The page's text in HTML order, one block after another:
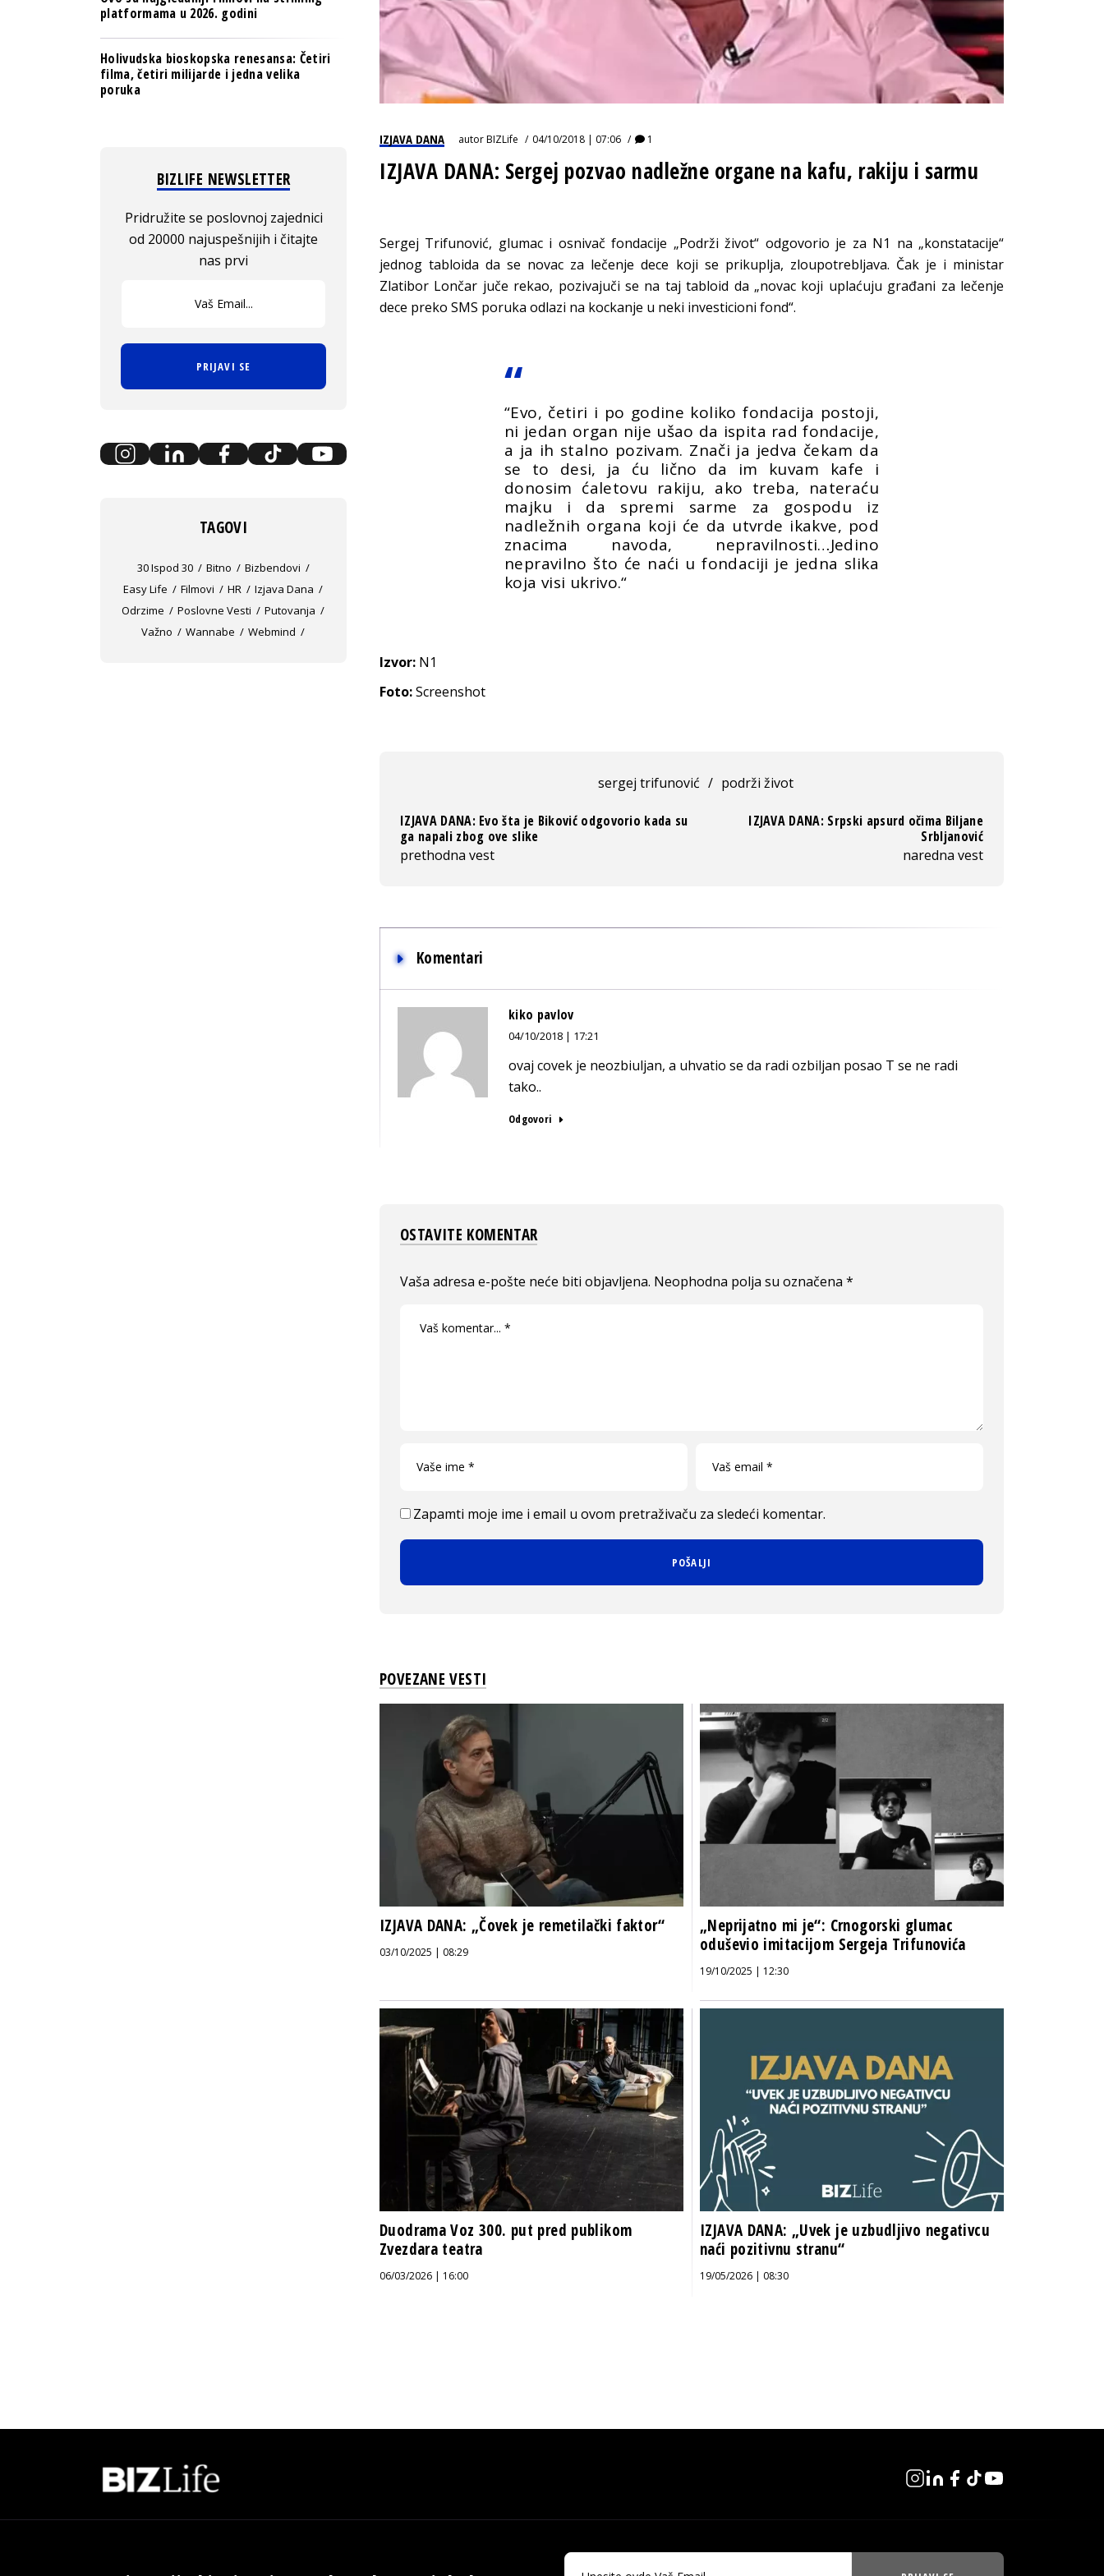
IZJAVA DANA autorBIZLife 04/10/2018 | 07:06 1
IZJAVA DANA: Sergej pozvao nadležne organe na kafu, rakiju i sarmu
Sergej Trifunović, glumac i osnivač fondacije „Podrži život“ odgovorio je za N1 na „konstatacije“
jednog tabloida da se novac za lečenje dece koji se prikuplja, zloupotrebljava. Čak je i ministar
Zlatibor Lončar juče rekao, pozivajuči se na taj tabloid da „novac koji uplaćuju građani za lečenje
dece preko SMS poruka odlazi na kockanje u neki investicioni fond“.
“Evo, četiri i po godine koliko fondacija postoji,
ni jedan organ nije ušao da ispita rad fondacije,
a ja ih stalno pozivam. Znači ja jedva čekam da
se to desi, ja ću lično da im kuvam kafe i
donosim ćaletovu rakiju, ako treba, nateraću
majku i da spremi sarme za gospodu iz
nadležnih organa koji će da utvrde ikakve, pod
znacima navoda, nepravilnosti…Jedino
nepravilno što će naći u fondaciji je jedna slika
koja visi ukrivo.“
Izvor: N1
Foto:Screenshot
sergej trifunović / podrži život
IZJAVA DANA: Evo šta je Biković odgovorio kada su
ga napali zbog ove slike
prethodna vest
IZJAVA DANA: Srpski apsurd očima Biljane
Srbljanović
naredna vest
Komentari
kiko pavlov
04/10/2018 | 17:21
ovaj covek je neozbiuljan, a uhvatio se da radi ozbiljan posao T se ne radi
tako..
Odgovori
OSTAVITE KOMENTAR
Vaša adresa e-pošte neće biti objavljena. Neophodna polja su označena *
Zapamti moje ime i email u ovom pretraživaču za sledeći komentar.
POVEZANE VESTI
IZJAVA DANA: „Čovek je remetilački faktor“
03/10/2025 | 08:29
„Neprijatno mi je“: Crnogorski glumac
oduševio imitacijom Sergeja Trifunovića
19/10/2025 | 12:30
Duodrama Voz 300. put pred publikom
Zvezdara teatra
06/03/2026 | 16:00
IZJAVA DANA: „Uvek je uzbudljivo negativcu
naći pozitivnu stranu“
19/05/2026 | 08:30
platformama u 2026. godini
Holivudska bioskopska renesansa: Četiri
filma, četiri milijarde i jedna velika
poruka
BIZLIFE NEWSLETTER
Pridružite se poslovnoj zajednici
od 20000 najuspešnijih i čitajte
nas prvi
PRIJAVI SE
TAGOVI
30 Ispod 30 Bitno
Bizbendovi
Easy Life
Filmovi HR
Izjava Dana
Odrzime
Poslovne Vesti
Putovanja
Važno
Wannabe Webmind